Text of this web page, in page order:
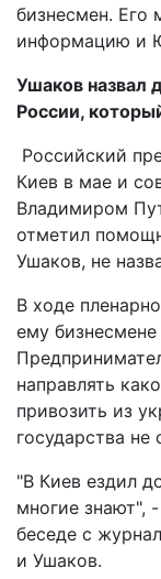
бизнесмен. Его
информацию и
Ушаков назвал
России,
Российский
Киев в мае и
Владимиром
отметил
Ушаков, не
В ходе
ему
направлять
привозить из
государства не
"В Киев ездил
многие знают",
беседе с
и Ушаков.